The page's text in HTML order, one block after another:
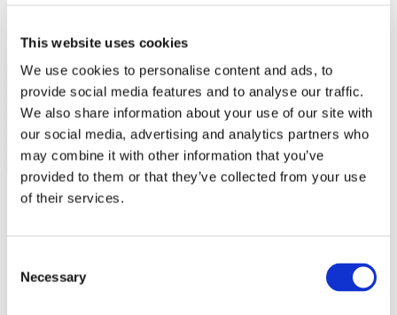
This website uses cookies
We use cookies to personalise content and ads, to
provide social media features and to analyse our traffic.
We also share information about your use of our site with
our social media, advertising and analytics partners who
may combine it with other information that you’ve
provided to them or that they’ve collected from your use
of their services.
Selection
Necessary